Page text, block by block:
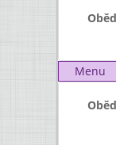
Oběd
Menu
Oběd